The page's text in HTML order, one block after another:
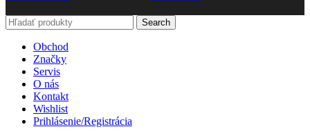
Search
Obchod
Značky
Servis
O nás
Kontakt
Wishlist
Prihlásenie/Registrácia